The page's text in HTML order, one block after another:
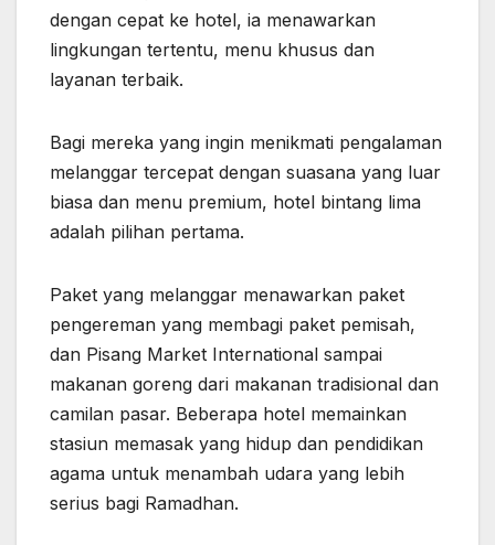
dengan cepat ke hotel, ia menawarkan
lingkungan tertentu, menu khusus dan
layanan terbaik.
Bagi mereka yang ingin menikmati pengalaman
melanggar tercepat dengan suasana yang luar
biasa dan menu premium, hotel bintang lima
adalah pilihan pertama.
Paket yang melanggar menawarkan paket
pengereman yang membagi paket pemisah,
dan Pisang Market International sampai
makanan goreng dari makanan tradisional dan
camilan pasar. Beberapa hotel memainkan
stasiun memasak yang hidup dan pendidikan
agama untuk menambah udara yang lebih
serius bagi Ramadhan.